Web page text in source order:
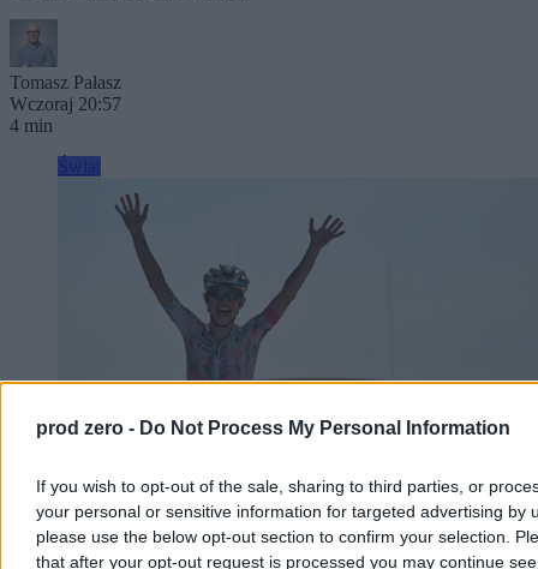
prod zero - Do Not Process My Personal Information
If you wish to opt-out of the sale, sharing to third parties, or
your personal or sensitive information for targeted advertising by
please use the below opt-out section to confirm your selection.
that after your opt-out request is processed you may continue
Tomasz Pałasz
Wczoraj 20:57
4 min
Niewiadoma-Phinney wygrywa etap na Mont